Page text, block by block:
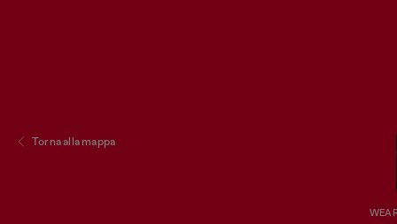
Torna alla mappa